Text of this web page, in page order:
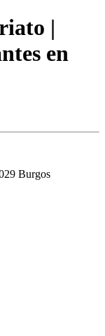
|
en
Burgos